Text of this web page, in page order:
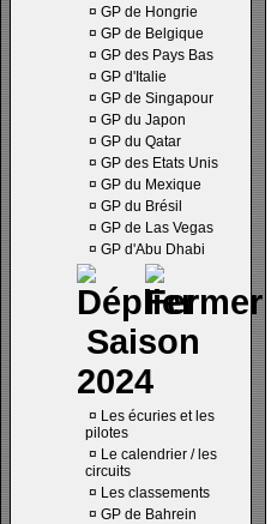
¤ GP de Hongrie
¤ GP de Belgique
¤ GP des Pays Bas
¤ GP d'Italie
¤ GP de Singapour
¤ GP du Japon
¤ GP du Qatar
¤ GP des Etats Unis
¤ GP du Mexique
¤ GP du Brésil
¤ GP de Las Vegas
¤ GP d'Abu Dhabi
Saison
2024
¤ Les écuries et les
pilotes
¤ Le calendrier / les
circuits
¤ Les classements
¤ GP de Bahrein